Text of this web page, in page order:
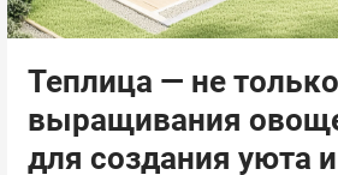
Теплица — не
выращивания
для создания уюта и